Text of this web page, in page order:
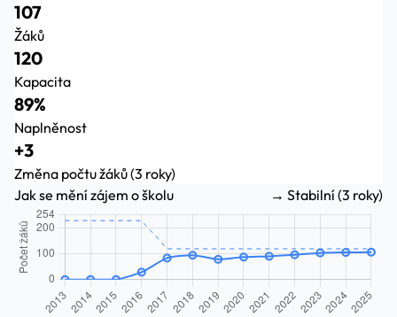
107
Žáků
120
Kapacita
89%
Naplněnost
+3
Změna počtu žáků (3 roky)
Jak se mění zájem o školu
→ Stabilní (3 roky)